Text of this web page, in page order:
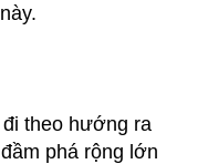
theo hướng ra
phá rộng lớn